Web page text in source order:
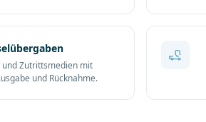
und Zutrittsmedien mit
und Rücknahme.